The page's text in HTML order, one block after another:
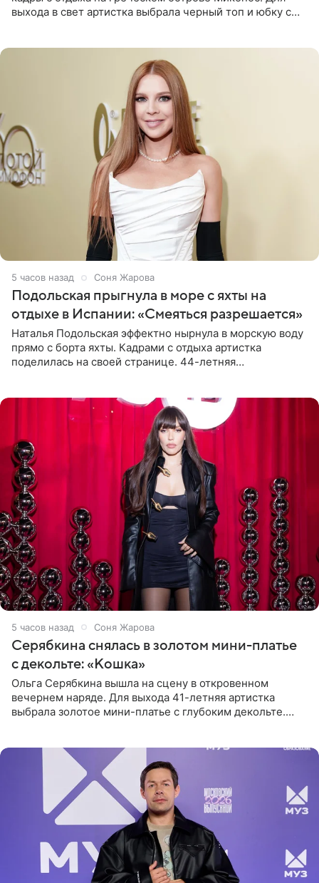
выхода в свет артистка выбрала черный топ и юбку с
5 часов назад Соня Жарова
Подольская прыгнула в море с яхты на
отдыхе в Испании: «Смеяться разрешается»
Наталья Подольская эффектно нырнула в морскую воду
прямо с борта яхты. Кадрами с отдыха артистка
поделилась на своей странице. 44-летняя
5 часов назад Соня Жарова
Серябкина снялась в золотом мини-платье
с декольте: «Кошка»
Ольга Серябкина вышла на сцену в откровенном
вечернем наряде. Для выхода 41-летняя артистка
выбрала золотое мини-платье с глубоким декольте.